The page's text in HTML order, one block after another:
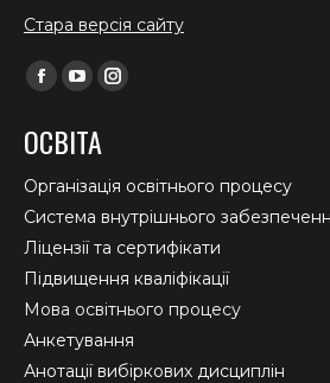
Стара версія сайту
Find us on:
Facebook
opens
in
new
window
YouTube
opens
in
new
window
Instagram
in
new
window
ОСВІТА
Організація освітнього процесу
Система внутрішнього
Ліцензії та сертифікати
Підвищення кваліфікації
Мова освітнього процесу
Анкетування
Анотації вибіркових дисциплін